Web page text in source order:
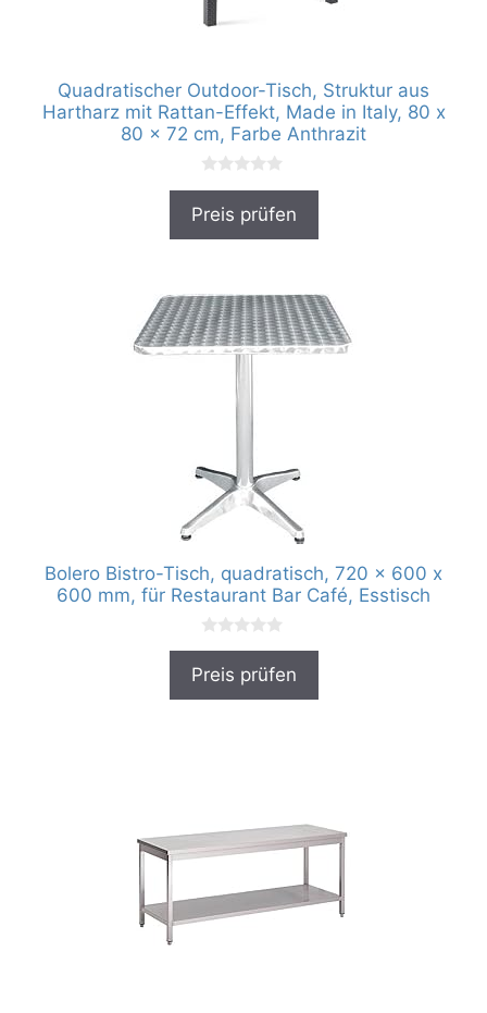
Quadratischer Outdoor-Tisch, Struktur aus
Hartharz mit Rattan-Effekt, Made in Italy, 80 x
80 x 72 cm, Farbe Anthrazit
o
Preis prüfen
Bolero Bistro-Tisch, quadratisch, 720 x 600 x
600 mm, für Restaurant Bar Café, Esstisch
0
o
Preis prüfen